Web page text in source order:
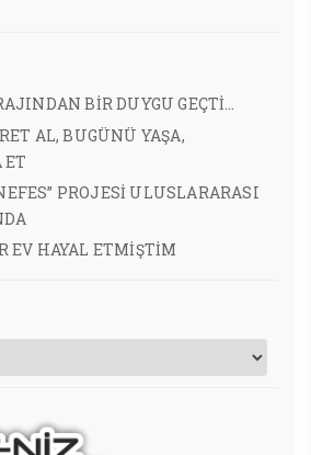
BİR DUYGU GEÇTİ…
AL, BUGÜNÜ YAŞA,
ET
PROJESİ ULUSLARARASI
EV HAYAL ETMİŞTİM